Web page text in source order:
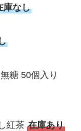
庫なし
糖 50個入り
紅茶在庫あり